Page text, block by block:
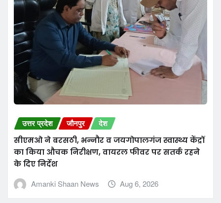
उत्तर प्रदेश जौनपुर